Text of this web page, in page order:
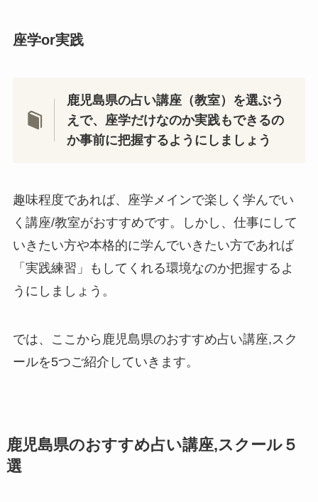
座学or実践
鹿児島県の占い講座（教室）を選ぶう
えで、座学だけなのか実践もできるの
か事前に把握するようにしましょう
趣味程度であれば、座学メインで楽しく学んでい
く講座/教室がおすすめです。しかし、仕事にして
いきたい方や本格的に学んでいきたい方であれば
「実践練習」もしてくれる環境なのか把握するよ
うにしましょう。
では、ここから鹿児島県のおすすめ占い講座,スク
ールを5つご紹介していきます。
鹿児島県のおすすめ占い講座,スクール５
選